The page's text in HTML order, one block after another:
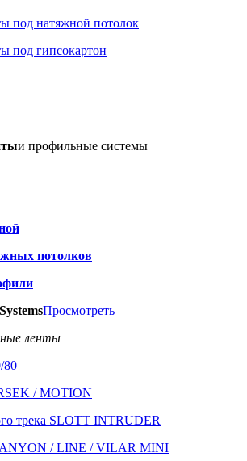
под натяжной потолок
под гипсокартон
и профильные системы
потолков
Просмотреть
ленты
80
/ MOTION
трека SLOTT INTRUDER
/ LINE / VILAR MINI